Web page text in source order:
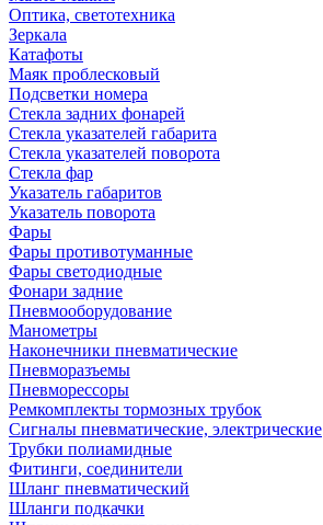
Оптика, светотехника
Зеркала
Катафоты
Маяк проблесковый
Подсветки номера
Стекла задних фонарей
Стекла указателей габарита
Стекла указателей поворота
Стекла фар
Указатель габаритов
Указатель поворота
Фары
Фары противотуманные
Фары светодиодные
Фонари задние
Пневмооборудование
Манометры
Наконечники пневматические
Пневморазъемы
Пневморессоры
Ремкомплекты тормозных трубок
Сигналы пневматические, электрические
Трубки полиамидные
Фитинги, соединители
Шланг пневматический
Шланги подкачки